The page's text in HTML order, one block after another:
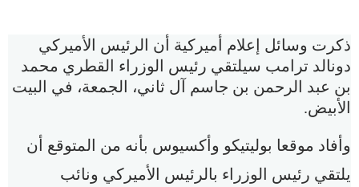
ذكرت وسائل إعلام أميركية أن الرئيس الأميركي
دونالد ترامب سيلتقي رئيس الوزراء القطري محمد
بن عبد الرحمن بن جاسم آل ثاني، الجمعة، في البيت
الأبيض.
وأفاد موقعا بوليتيكو وأكسيوس بأنه من المتوقع أن
يلتقي رئيس الوزراء بالرئيس الأميركي ونائب